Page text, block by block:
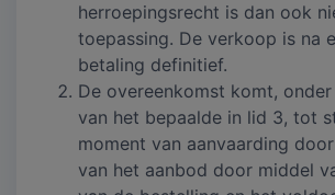
herroepingsrecht is dan ook
toepassing. De verkoop is na
betaling definitief.
De overeenkomst komt,
van het bepaalde in lid 3, tot
moment van aanvaarding
van het aanbod door middel